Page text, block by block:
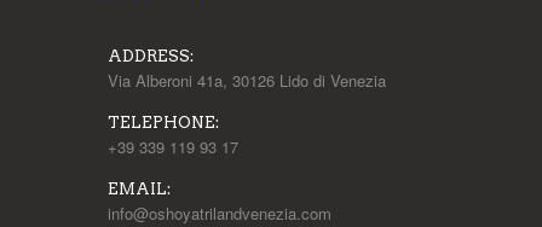
ADDRESS:
Via Alberoni 41a, 30126 Lido di Venezia
TELEPHONE:
+39 339 119 93 17
EMAIL:
info@oshoyatrilandvenezia.com